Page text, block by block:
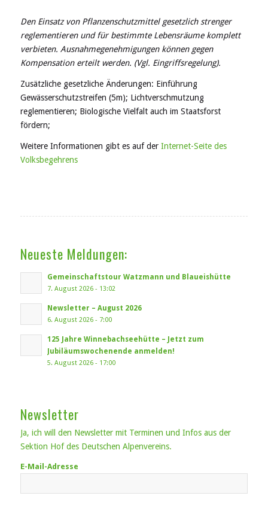
Den Einsatz von Pflanzenschutzmittel gesetzlich strenger
reglementieren und für bestimmte Lebensräume komplett
verbieten. Ausnahmegenehmigungen können gegen
Kompensation erteilt werden. (Vgl. Eingriffsregelung).
Zusätzliche gesetzliche Änderungen: Einführung
Gewässerschutzstreifen (5m); Lichtverschmutzung
reglementieren; Biologische Vielfalt auch im Staatsforst
fördern;
Weitere Informationen gibt es auf der Internet-Seite des
Volksbegehrens
Neueste Meldungen:
Gemeinschaftstour Watzmann und Blaueishütte
7. August 2026 - 13:02
Newsletter – August 2026
6. August 2026 - 7:00
125 Jahre Winnebachseehütte – Jetzt zum
Jubiläumswochenende anmelden!
5. August 2026 - 17:00
Newsletter
Ja, ich will den Newsletter mit Terminen und Infos aus der
Sektion Hof des Deutschen Alpenvereins.
E-Mail-Adresse